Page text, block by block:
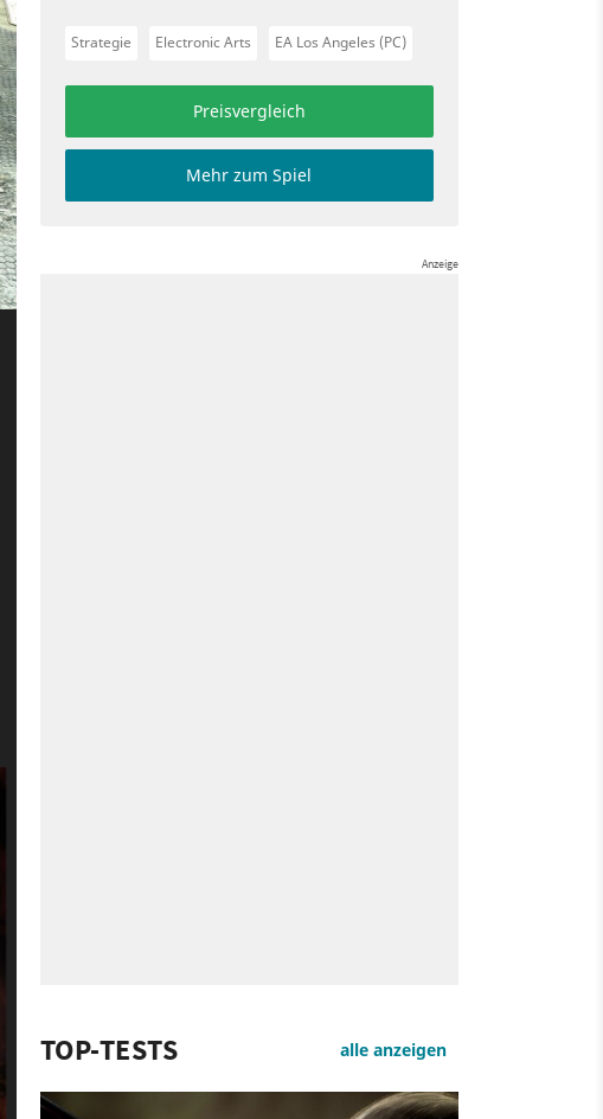
Strategie Electronic Arts EA Los Angeles (PC)
Preisvergleich
Mehr zum Spiel
TOP-TESTS alle anzeigen